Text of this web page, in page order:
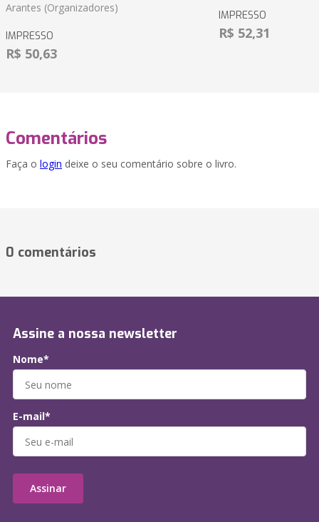
Arantes (Organizadores)
IMPRESSO
R$ 50,63
IMPRESSO
R$ 52,31
Comentários
Faça o login deixe o seu comentário sobre o livro.
0 comentários
Assine a nossa newsletter
Nome*
E-mail*
Assinar